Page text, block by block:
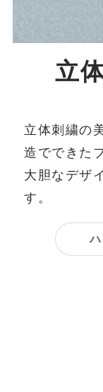
立
立体刺繍の
造でできた
大胆なデザ
す。